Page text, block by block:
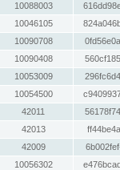
10088003
10046105
10090708
10090408
10053009
10054500
42011
42013
42009
10056302